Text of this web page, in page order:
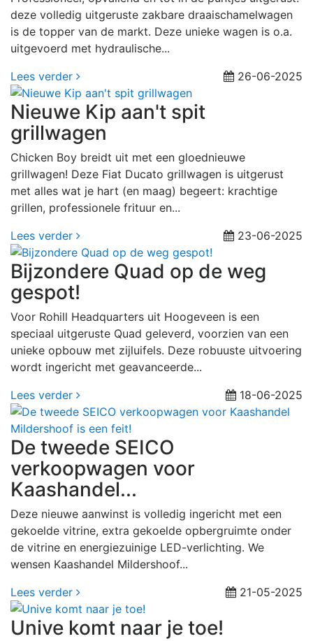
deze volledig uitgeruste zakbare draaischamelwagen
is de topper van de markt. Deze unieke wagen is o.a.
uitgevoerd met hydraulische...
Lees verder
26-06-2025
Nieuwe Kip aan't spit
grillwagen
Chicken Boy breidt uit met een gloednieuwe
grillwagen! Deze Fiat Ducato grillwagen is uitgerust
met alles wat je hart (en maag) begeert: krachtige
grillen, professionele frituur en...
Lees verder
23-06-2025
Bijzondere Quad op de weg
gespot!
Voor Rohill Headquarters uit Hoogeveen is een
speciaal uitgeruste Quad geleverd, voorzien van een
unieke opbouw met zijluifels. Deze robuuste uitvoering
wordt ingericht met geavanceerde...
Lees verder
18-06-2025
De tweede SEICO
verkoopwagen voor
Kaashandel...
Deze nieuwe aanwinst is volledig ingericht met een
gekoelde vitrine, extra gekoelde opbergruimte onder
de vitrine en energiezuinige LED-verlichting. We
wensen Kaashandel Mildershoof...
Lees verder
21-05-2025
Unive komt naar je toe!